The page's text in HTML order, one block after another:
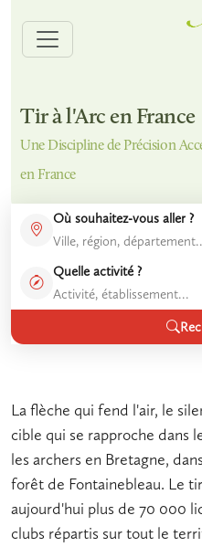
Tir à l'Arc en France
Une Discipline de Précision Accessible à tous les Niveaux, Partout
en France
Où souhaitez-vous aller ?
Quelle activité ?
La flèche qui fend l'air, le
cible qui se rapproche dans
les archers en Bretagne,
forêt de Fontainebleau. Le
aujourd'hui plus de 70 000
clubs répartis sur tout le